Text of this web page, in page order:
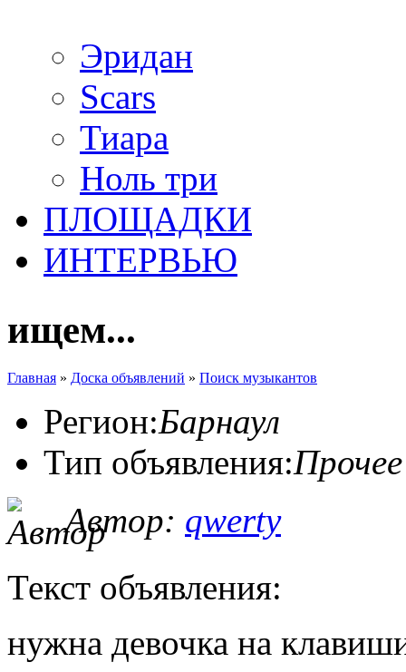
Эридан
Scars
Тиара
Ноль три
ПЛОЩАДКИ
ИНТЕРВЬЮ
ищем...
Главная » Доска объявлений » Поиск музыкантов
Регион:Барнаул
Тип объявления:Прочее
Автор: qwerty
Текст объявления:
нужна девочка на